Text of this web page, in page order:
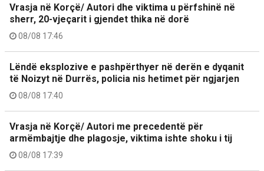
Vrasja në Korçë/ Autori dhe viktima u përfshinë në
sherr, 20-vjeçarit i gjendet thika në dorë
08/08 17:46
Lëndë eksplozive e pashpërthyer në derën e dyqanit
të Noizyt në Durrës, policia nis hetimet për ngjarjen
08/08 17:40
Vrasja në Korçë/ Autori me precedentë për
armëmbajtje dhe plagosje, viktima ishte shoku i tij
08/08 17:39